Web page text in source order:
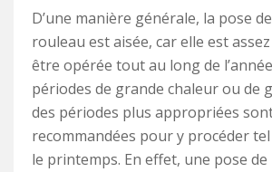
D’une manière générale, la pose
rouleau est aisée, car elle est
être opérée tout au long de
périodes de grande chaleur ou de
des périodes plus appropriées
recommandées pour y procéder
le printemps. En effet, une pose de